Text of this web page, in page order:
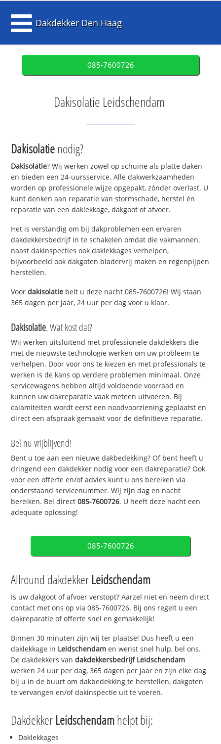
Dakdekker Den Haag
085-7600726
Dakisolatie Leidschendam
Dakisolatienodig?
Dakisolatie? Wij werken zowel op schuine als platte daken
en bieden een 24-uursservice. Alle dakwerkzaamheden
worden op professionele wijze opgepakt, zónder overlast. U
kunt denken aan reparatie van stormschade, herstel én
reparatie van een daklekkage, dakgoot of afvoer.
Het is verstandig om bij dakproblemen een ervaren
dakdekkersbedrijf in te schakelen omdat die vakmannen,
naast dakinspecties ook daklekkages verhelpen,
bijvoorbeeld ook dakgoten bladervrij maken en regenpijpen
herstellen.
Voordakisolatie belt u deze nacht 085-7600726! Wij staan
365 dagen per jaar, 24 uur per dag voor u klaar.
Dakisolatie. Wat kost dat?
Wij werken uitsluitend met professionele dakdekkers die
met de nieuwste technologie werken om uw probleem te
verhelpen. Door voor ons te kiezen en met professionals te
werken is de kans op verdere problemen minimaal. Onze
servicewagens hebben altijd voldoende voorraad en
kunnen uw dakreparatie vaak meteen uitvoeren. Bij
calamiteiten wordt eerst een noodvoorziening geplaatst en
direct een afspraak gemaakt voor de definitieve reparatie.
Bel nu vrijblijvend!
Bent u toe aan een nieuwe dakbedekking? Of bent heeft u
dringend een dakdekker nodig voor een dakreparatie? Ook
voor een offerte en/of advies kunt u ons bereiken via
onderstaand servicenummer. Wij zijn dag en nacht
bereiken. Bel direct085-7600726. U heeft deze nacht een
adequate oplossing!
085-7600726
Allround dakdekker Leidschendam
Is uw dakgoot of afvoer verstopt? Aarzel niet en neem direct
contact met ons op via 085-7600726. Bij ons regelt u een
dakreparatie of offerte snel en gemakkelijk!
Binnen 30 minuten zijn wij ter plaatse! Dus heeft u een
daklekkage in Leidschendam en wenst snel hulp, bel ons.
De dakdekkers vandakdekkersbedrijf Leidschendam
werken 24 uur per dag, 365 dagen per jaar en zijn elke dag
bij u in de buurt om dakbedekking te herstellen, dakgoten
te vervangen en/of dakinspectie uit te voeren.
Dakdekker Leidschendamhelpt bij:
Daklekkages